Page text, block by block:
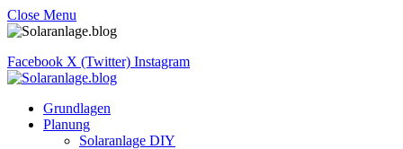
Close Menu
Facebook X (Twitter) Instagram
Grundlagen
Planung
Solaranlage DIY